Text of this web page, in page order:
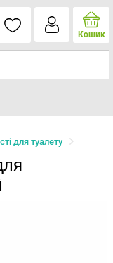
Кошик
для туалету